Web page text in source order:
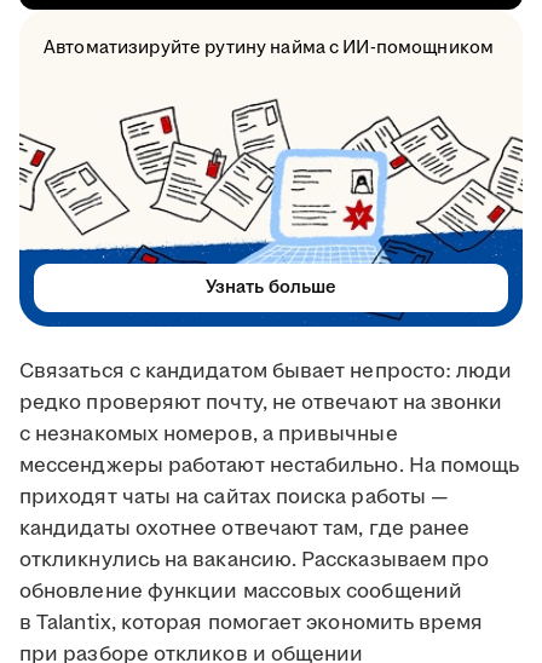
Связаться с кандидатом бывает непросто: люди
редко проверяют почту, не отвечают на звонки
с незнакомых номеров, а привычные
мессенджеры работают нестабильно. На помощь
приходят чаты на сайтах поиска работы —
кандидаты охотнее отвечают там, где ранее
откликнулись на вакансию. Рассказываем про
обновление функции массовых сообщений
в Talantix, которая помогает экономить время
при разборе откликов и общении
Автоматизируйте рутину найма с ИИ-помощником
Узнать больше